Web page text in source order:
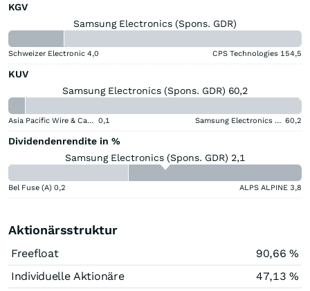
KGV
Samsung Electronics (Spons. GDR)
Schweizer Electronic 4,0 CPS Technologies 154,5
KUV
Samsung Electronics (Spons. GDR) 60,2
Asia Pacific Wire & Cable 0,1 Samsung Electronics (Spons. GDR) 60,2
Dividendenrendite in %
Samsung Electronics (Spons. GDR) 2,1
Bel Fuse (A) 0,2 ALPS ALPINE 3,8
Aktionärsstruktur
Freefloat
90,66 %
Individuelle Aktionäre
47,13 %